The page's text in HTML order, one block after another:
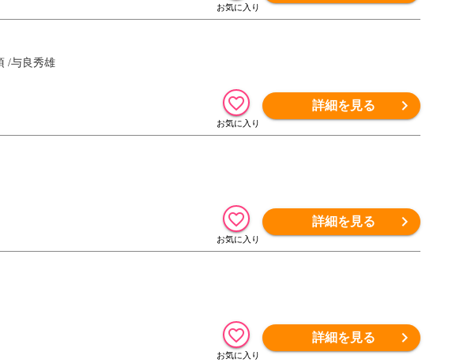
/与良秀雄
詳細を見る
詳細を見る
詳細を見る